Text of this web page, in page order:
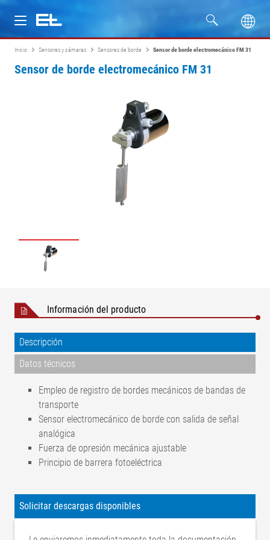
Productos
Inicio Sensores y cámaras Sensores de borde Sensor de borde electromecánico FM 31
Sensor de borde electromecánico FM 31
Información del producto
Descripción
Datos técnicos
Empleo de registro de bordes mecánicos de bandas de
transporte
Sensor electromecánico de borde con salida de señal
analógica
Fuerza de opresión mecánica ajustable
Principio de barrera fotoeléctrica
Consumo de corriente
30 mA
Temperatura ambiental
+10 °C a +50 °C
Rango de medición
±10 mm
Solicitar descargas disponibles